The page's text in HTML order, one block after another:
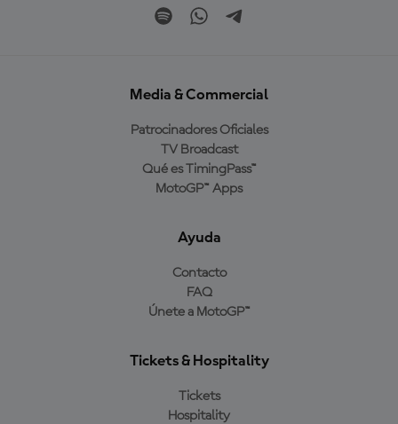
Media & Commercial
Patrocinadores Oficiales
TV Broadcast
Qué es TimingPass™
MotoGP™ Apps
Ayuda
Contacto
FAQ
Únete a MotoGP™
Tickets & Hospitality
Tickets
Hospitality